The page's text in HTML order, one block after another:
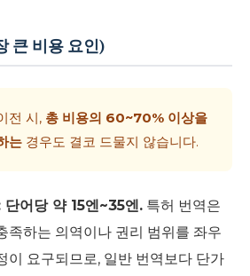
큰 비용 요인)
전 시, 총 비용의 60~70% 이상을
는 경우도 결코 드물지 않습니다.
어당 약 15엔~35엔. 특허 번역은
족하는 의역이나 권리 범위를 좌우
이 요구되므로, 일반 번역보다 단가